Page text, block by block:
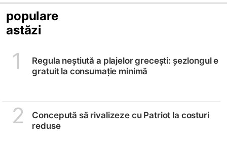
populare
astăzi
1
Regula neștiută a plajelor grecești: șezlongul e
gratuit la consumație minimă
2
Concepută să rivalizeze cu Patriot la costuri
reduse